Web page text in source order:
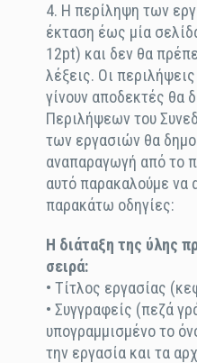
4. H περίληψη των
έκταση έως μία
12pt) και δεν θα
λέξεις. Οι
γίνουν αποδεκτές θα
Περιλήψεων του
των εργασιών θα
αναπαραγωγή από το
αυτό παρακαλούμε να
παρακάτω οδηγίες:
Η διάταξη της ύλης
σειρά:
• Τίτλος εργασίας
• Συγγραφείς (πεζά
υπογραμμισμένο το
την εργασία και τα